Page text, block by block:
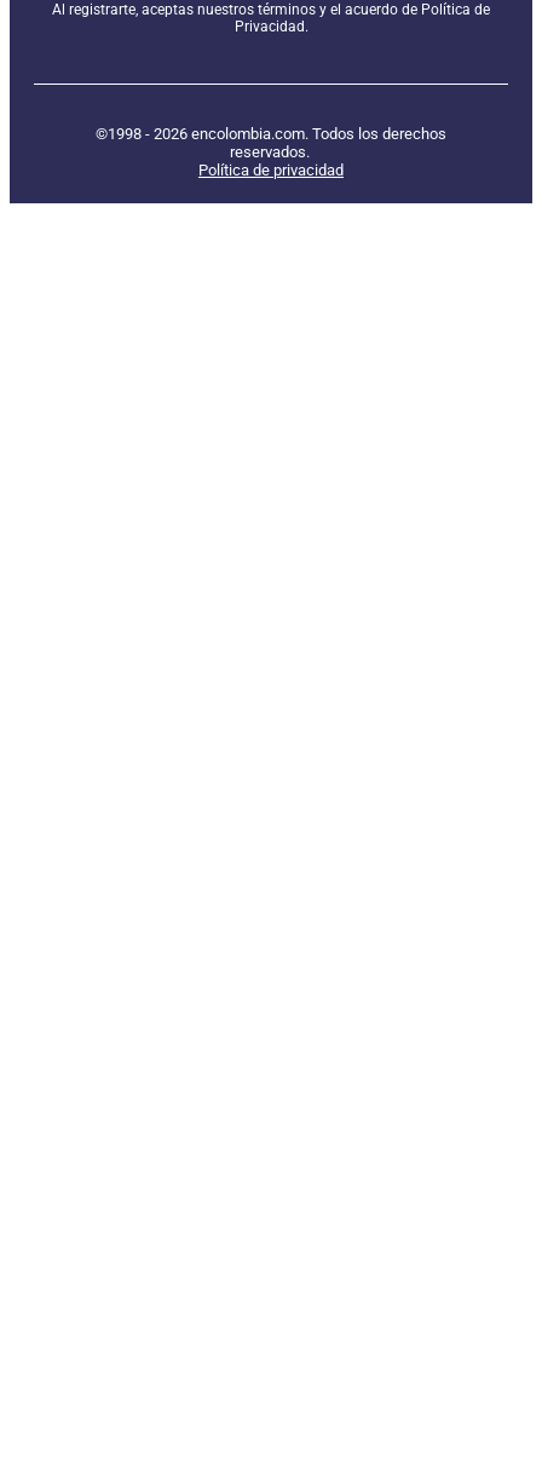
Al registrarte, aceptas nuestros términos y el acuerdo de Política de
Privacidad.
©1998 - 2026 encolombia.com. Todos los derechos
reservados.
Política de privacidad